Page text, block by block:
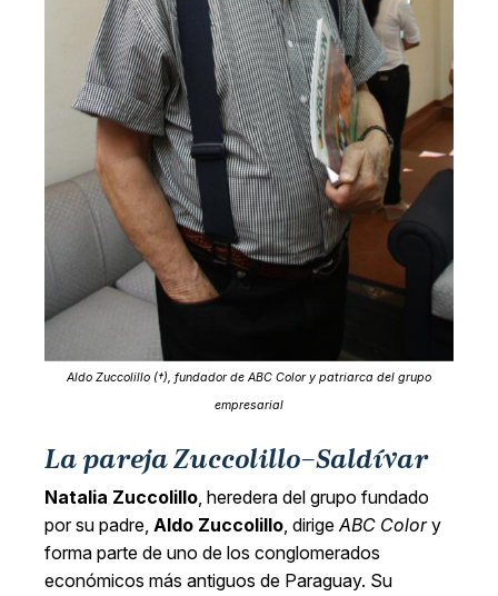
Aldo Zuccolillo (†), fundador de ABC Color y patriarca del grupo
empresarial
La pareja Zuccolillo–Saldívar
Natalia Zuccolillo, heredera del grupo fundado
por su padre, Aldo Zuccolillo, dirigeABC Colory
forma parte de uno de los conglomerados
económicos más antiguos de Paraguay. Su